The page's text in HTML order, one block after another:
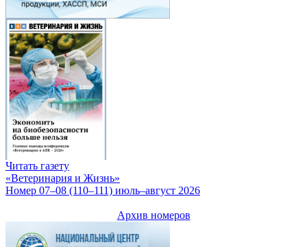
Читать газету
«Ветеринария и Жизнь»
Номер 07–08 (110–111) июль–август 2026
Архив номеров